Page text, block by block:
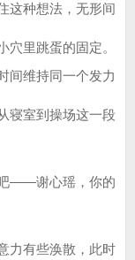
种想法，无形间
里跳蛋的固定。
维持同一个发力
寝室到操场这一段
——谢心瑶，你的
有些涣散，此时